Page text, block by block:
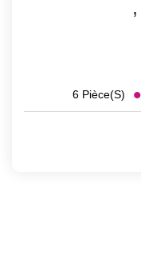
,
6 Pièce(s)